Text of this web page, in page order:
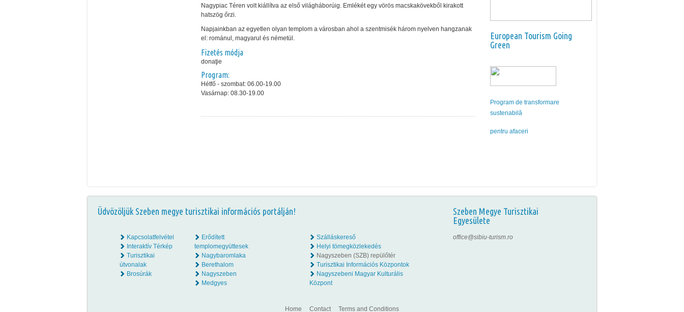
Nagypiac Téren volt kiállítva az első világháborúig. Emlékét egy vörös macskakövekből kirakott
hatszög őrzi.
Napjainkban az egyetlen olyan templom a városban ahol a szentmisék három nyelven hangzanak
el: románul, magyarul és németül.
Fizetés módja
donaţie
Program:
Hétfő - szombat: 06.00-19.00
Vasárnap: 08.30-19.00
European Tourism Going
Green
Program de transformare
sustenabilă
pentru afaceri
Üdvözöljük Szeben megye turisztikai információs portálján!
Szeben Megye Turisztikai
Egyesülete
Kapcsolatfelvétel
Interaktív Térkép
Turisztikai
útvonalak
Brosúrák
Erődített
templomegyüttesek
Nagybaromlaka
Berethalom
Nagyszeben
Medgyes
Szálláskereső
Helyi tömegközlekedés
Nagyszeben (SZB) repülőtér
Turisztikai Információs Központok
Nagyszebeni Magyar Kulturális
Központ
office@sibiu-turism.ro
Home Contact Terms and Conditions